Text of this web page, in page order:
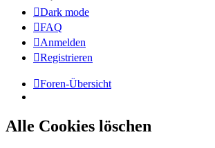
Dark mode
FAQ
Anmelden
Registrieren
Foren-Übersicht
Alle Cookies löschen